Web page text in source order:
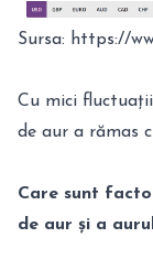
Sursa: https://
Cu mici
de aur a rămas
Care sunt
de aur și a